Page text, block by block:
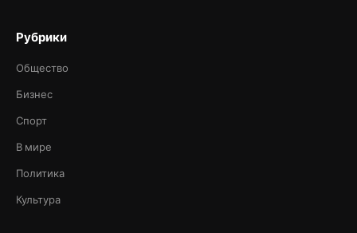
Рубрики
Общество
Бизнес
Спорт
В мире
Политика
Культура